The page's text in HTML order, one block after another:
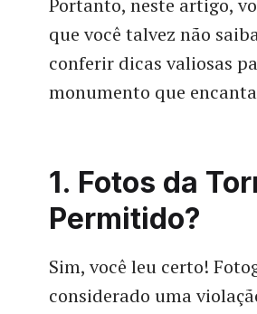
que você talvez não
conferir dicas valiosas
monumento que
1. Fotos da
Permitido?
Sim, você leu certo!
considerado uma